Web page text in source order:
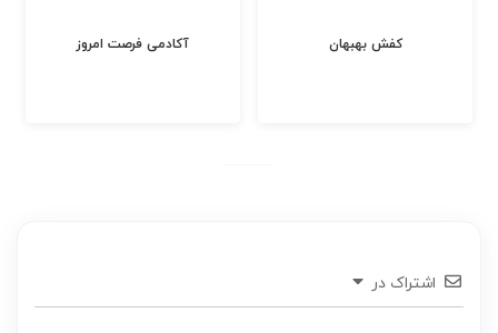
آکادمی فرصت امروز کفش بهبهان
اشتراک در